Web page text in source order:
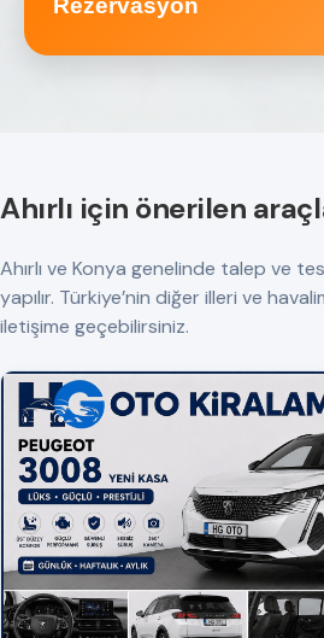
Ahırlı için önerilen
Ahırlı ve Konya genelinde talep ve
yapılır. Türkiye’nin diğer illeri ve
iletişime geçebilirsiniz.